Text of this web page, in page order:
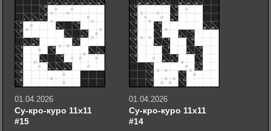
01.04.2026
Су-кро-куро 11х11
#15
01.04.2026
Су-кро-куро 11х11
#14